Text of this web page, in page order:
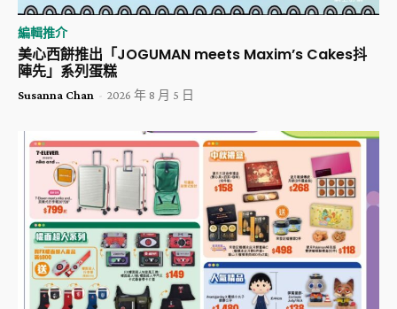
編輯推介
美心西餅推出「JOGUMAN meets Maxim’s Cakes抖
陣先」系列蛋糕
Susanna Chan - 2026 年 8 月 5 日